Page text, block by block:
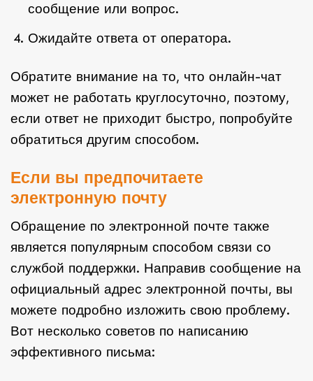
сообщение или вопрос.
Ожидайте ответа от оператора.
Обратите внимание на то, что онлайн-чат
может не работать круглосуточно, поэтому,
если ответ не приходит быстро, попробуйте
обратиться другим способом.
Если вы предпочитаете
электронную почту
Обращение по электронной почте также
является популярным способом связи со
службой поддержки. Направив сообщение на
официальный адрес электронной почты, вы
можете подробно изложить свою проблему.
Вот несколько советов по написанию
эффективного письма: